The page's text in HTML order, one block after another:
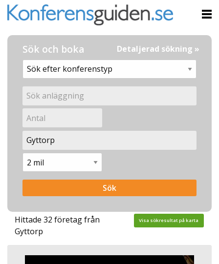
Sök och boka Detaljerad sökning »
Hittade 32 företag från
Gyttorp
Visa sökresultat på karta